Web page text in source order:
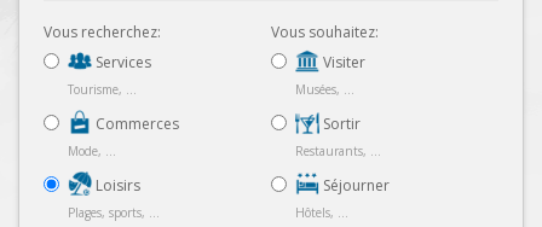
Vous recherchez:
Services
Tourisme, ...
Commerces
Mode, ...
Loisirs
Plages, sports, ...
Vous souhaitez:
Visiter
Musées, ...
Sortir
Restaurants, ...
Séjourner
Hôtels, ...